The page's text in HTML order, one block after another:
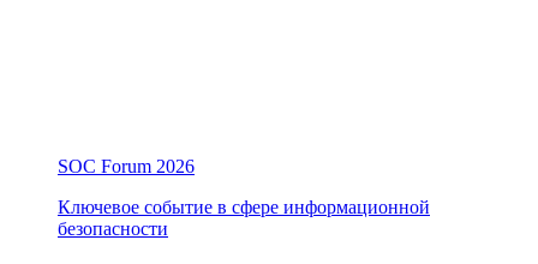
SOC Forum 2026
Ключевое событие в сфере информационной
безопасности